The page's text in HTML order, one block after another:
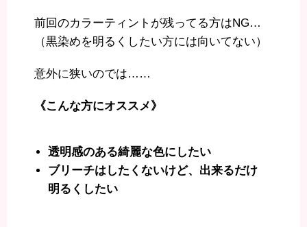
前回のカラーティントが残ってる方はNG…
（黒染めを明るくしたい方には向いてない）
意外に狭いのでは……
《こんな方にオススメ》
透明感のある綺麗な色にしたい
ブリーチはしたくないけど、出来るだけ
明るくしたい